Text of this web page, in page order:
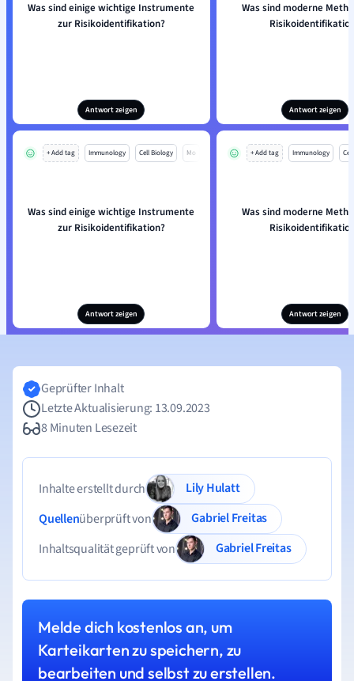
Was sind einige wichtige Instrumente
zur Risikoidentifikation?
Antwort zeigen
Was sind moderne
Antwort zeigen
+ Add tag Immunology Cell Biology Mo
Was sind einige wichtige Instrumente
zur Risikoidentifikation?
Antwort zeigen
+ Add tag Immunology
Was sind moderne
Antwort zeigen
Geprüfter Inhalt
Letzte Aktualisierung: 13.09.2023
8 Minuten Lesezeit
Inhalte erstellt durch
Lily Hulatt
Quellenüberprüft von
Gabriel Freitas
Inhaltsqualität geprüft von
Gabriel Freitas
Melde dich kostenlos an, um
Karteikarten zu speichern, zu
bearbeiten und selbst zu erstellen.